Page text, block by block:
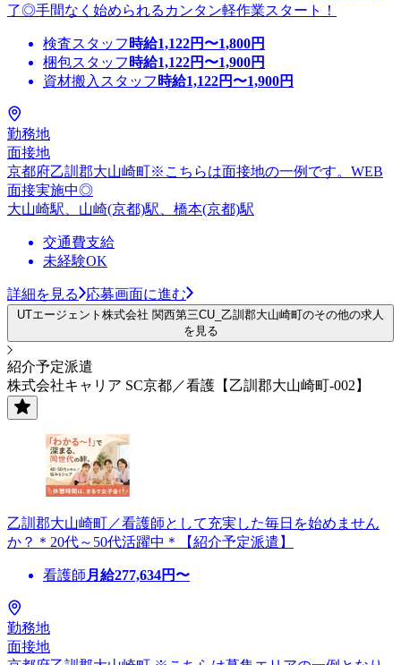
了◎手間なく始められるカンタン軽作業スタート！
検査スタッフ 時給1,122円〜1,800円
梱包スタッフ 時給1,122円〜1,900円
資材搬入スタッフ 時給1,122円〜1,900円
勤務地
面接地
京都府乙訓郡大山崎町※こちらは面接地の一例です。WEB
面接実施中◎
大山崎駅、山崎(京都)駅、橋本(京都)駅
交通費支給
未経験OK
詳細を見る 応募画面に進む
UTエージェント株式会社 関西第三CU_乙訓郡大山崎町のその他の求人
を見る
紹介予定派遣
株式会社キャリア SC京都／看護【乙訓郡大山崎町-002】
乙訓郡大山崎町／看護師として充実した毎日を始めません
か？＊20代～50代活躍中＊【紹介予定派遣】
看護師 月給277,634円〜
勤務地
面接地